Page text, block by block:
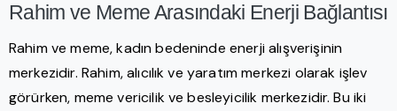
Rahim ve Meme Arasındaki Enerji Bağlantısı
Rahim ve meme, kadın bedeninde enerji alışverişinin
merkezidir. Rahim, alıcılık ve yaratım merkezi olarak işlev
görürken, meme vericilik ve besleyicilik merkezidir. Bu iki